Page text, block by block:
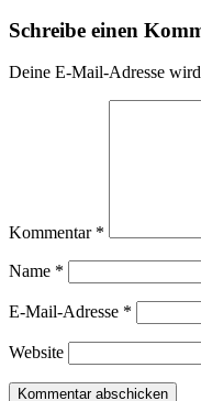
Schreibe einen
Deine E-Mail-Adresse
Kommentar *
Name *
E-Mail-Adresse *
Website